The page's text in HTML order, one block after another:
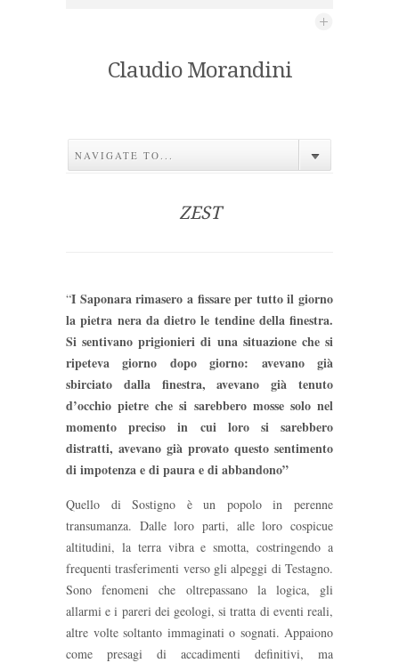
Claudio Morandini
NAVIGATE TO...
ZEST
“I Saponara rimasero a fissare per tutto il giorno
la pietra nera da dietro le tendine della finestra.
Si sentivano prigionieri di una situazione che si
ripeteva giorno dopo giorno: avevano già
sbirciato dalla finestra, avevano già tenuto
d’occhio pietre che si sarebbero mosse solo nel
momento preciso in cui loro si sarebbero
distratti, avevano già provato questo sentimento
di impotenza e di paura e di abbandono”
Quello di Sostigno è un popolo in perenne
transumanza. Dalle loro parti, alle loro cospicue
altitudini, la terra vibra e smotta, costringendo a
frequenti trasferimenti verso gli alpeggi di Testagno.
Sono fenomeni che oltrepassano la logica, gli
allarmi e i pareri dei geologi, si tratta di eventi reali,
altre volte soltanto immaginati o sognati. Appaiono
come presagi di accadimenti definitivi, ma